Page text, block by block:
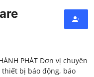
PHÁT Đơn vị chuyên
bị báo động, báo